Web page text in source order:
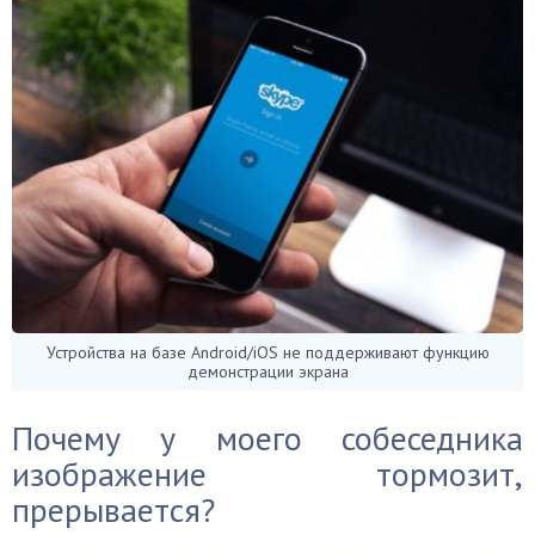
Устройства на базе Android/iOS не поддерживают функцию
демонстрации экрана
Почему у моего собеседника
изображение тормозит,
прерывается?